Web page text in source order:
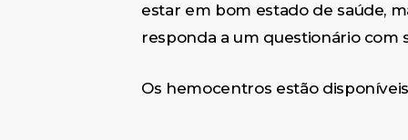
estar em bom estado de saúde,
responda a um questionário com
Os hemocentros estão